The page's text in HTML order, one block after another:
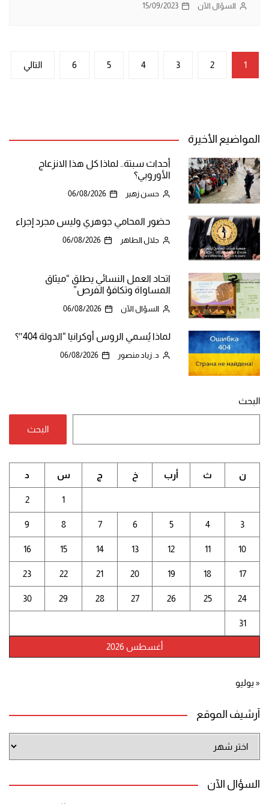
السؤال الآن 15/09/2023
تعدد
صفحات
1
2
3
4
5
6 التالي
المواضيع الأخيرة
أحداث سبتة.. لماذا كل هذا الانزعاج
الأوروبي؟
حسن زهير 06/08/2026
حضور المحامي جوهري وليس مجرد إجراء
جلال الطاهر 06/08/2026
اتحاد العمل النسائي يطلق “ميثاق
المساواة وتكافؤ الفرص”
السؤال الآن 06/08/2026
لماذا يُسمي الروس أوكرانيا “الدولة 404″؟
د. زياد منصور 06/08/2026
البحث
البحث
أغسطس 2026
ن ث أرب خ ج س د
1
2
3
4
5
6
7
8
9
10
11
12
13
14
15
16
17
18
19
20
21
22
23
24
25
26
27
28
29
30
31
« يوليو
أرشيف الموقع
الموقع
السؤال الآن